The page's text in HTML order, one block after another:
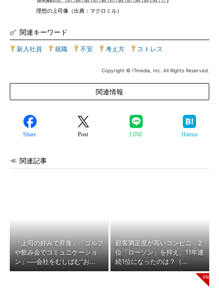
理想の上司像（出典：マクロミル）
関連キーワード
新入社員 就職 不安 考え方 ストレス
Copyright © ITmedia, Inc. All Rights Reserved.
関連情報
Share Post LINE Hatena
関連記事
「上司の好みで昇進」「ゴルフ
や飲み会でコミュニケーショ
ン」──会社をむしばむ“お...
顧客満足度が高いコンビニ 2
位「ローソン」を抑え、11年連
続1位になったのは？（...